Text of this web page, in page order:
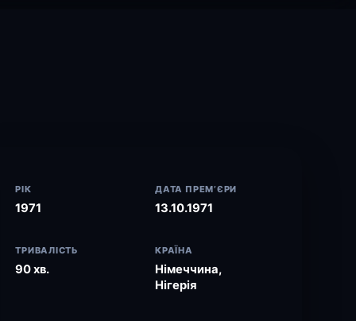
РІК
1971
ДАТА ПРЕМ’ЄРИ
13.10.1971
ТРИВАЛІСТЬ
90 хв.
КРАЇНА
Німеччина,
Нігерія